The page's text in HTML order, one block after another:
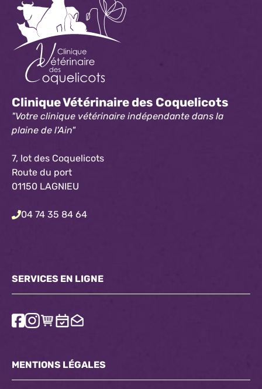
Clinique Vétérinaire des Coquelicots
"Votre clinique vétérinaire indépendante dans la
plaine de l'Ain"
7, lot des Coquelicots
Route du port
01150 LAGNIEU
04 74 35 84 64
SERVICES EN LIGNE
MENTIONS LÉGALES